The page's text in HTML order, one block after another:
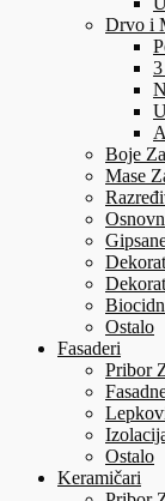
Drvo i
3
Boje
Mase
Ostalo
Fasaderi
Pribor
Ostalo
Keramičari